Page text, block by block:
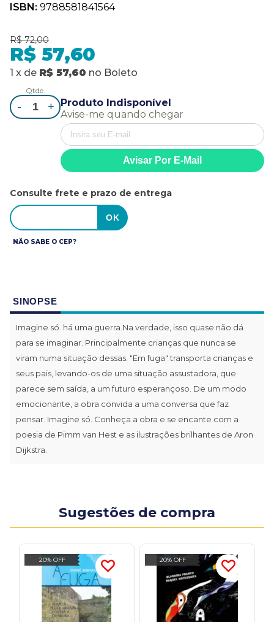
ISBN: 9788581841564
R$ 72,00
R$ 57,60
1 x de R$ 57,60 no Boleto
Qtde.
- +
Produto Indisponível
Avise-me quando chegar
Consulte frete e prazo de entrega
NÃO SABE O CEP?
SINOPSE
Imagine só. há uma guerra.Na verdade, isso quase não dá
para se imaginar. Principalmente crianças que nunca se
viram numa situação dessas. "Em fuga" transporta crianças e
seus pais, levando-os de uma situação assustadora, que
parece sem saída, a um futuro esperançoso. De um modo
emocionante, a obra convida a uma conversa que faz
pensar. Imagine só. Conheça a obra e se encante com a
poesia de Pimm van Hest e as ilustrações brilhantes de Aron
Dijkstra.
Sugestões de compra
20% OFF 20% OFF